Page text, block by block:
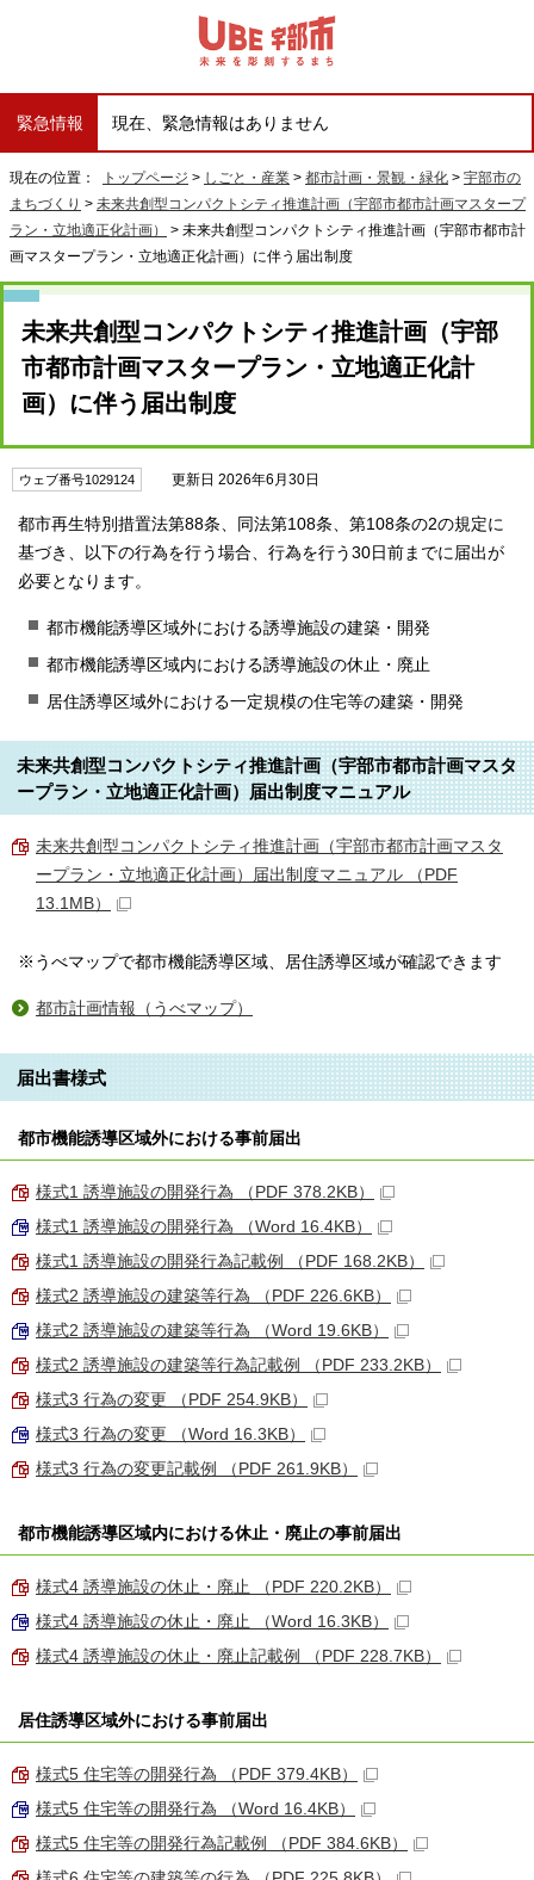
緊急情報 現在、緊急情報はありません
現在の位置： トップページ > しごと・産業 > 都市計画・景観・緑化 > 宇部市の
まちづくり > 未来共創型コンパクトシティ推進計画（宇部市都市計画マスタープ
ラン・立地適正化計画）
> 未来共創型コンパクトシティ推進計画（宇部市都市計
画マスタープラン・立地適正化計画）に伴う届出制度
未来共創型コンパクトシティ推進計画（宇部
市都市計画マスタープラン・立地適正化計
画）に伴う届出制度
ウェブ番号1029124 更新日 2026年6月30日
都市再生特別措置法第88条、同法第108条、第108条の2の規定に
基づき、以下の行為を行う場合、行為を行う30日前までに届出が
必要となります。
都市機能誘導区域外における誘導施設の建築・開発
都市機能誘導区域内における誘導施設の休止・廃止
居住誘導区域外における一定規模の住宅等の建築・開発
未来共創型コンパクトシティ推進計画（宇部市都市計画マスタ
ープラン・立地適正化計画）届出制度マニュアル
未来共創型コンパクトシティ推進計画（宇部市都市計画マスタ
ープラン・立地適正化計画）届出制度マニュアル （PDF
13.1MB）
※うべマップで都市機能誘導区域、居住誘導区域が確認できます
都市計画情報（うべマップ）
届出書様式
都市機能誘導区域外における事前届出
様式1 誘導施設の開発行為 （PDF 378.2KB）
様式1 誘導施設の開発行為 （Word 16.4KB）
様式1 誘導施設の開発行為記載例 （PDF 168.2KB）
様式2 誘導施設の建築等行為 （PDF 226.6KB）
様式2 誘導施設の建築等行為 （Word 19.6KB）
様式2 誘導施設の建築等行為記載例 （PDF 233.2KB）
様式3 行為の変更 （PDF 254.9KB）
様式3 行為の変更 （Word 16.3KB）
様式3 行為の変更記載例 （PDF 261.9KB）
都市機能誘導区域内における休止・廃止の事前届出
様式4 誘導施設の休止・廃止 （PDF 220.2KB）
様式4 誘導施設の休止・廃止 （Word 16.3KB）
様式4 誘導施設の休止・廃止記載例 （PDF 228.7KB）
居住誘導区域外における事前届出
様式5 住宅等の開発行為 （PDF 379.4KB）
様式5 住宅等の開発行為 （Word 16.4KB）
様式5 住宅等の開発行為記載例 （PDF 384.6KB）